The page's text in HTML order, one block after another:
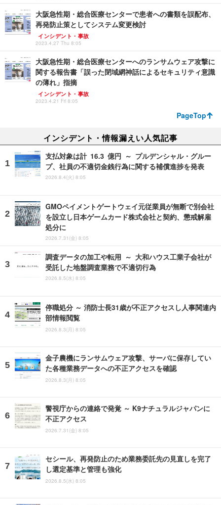
大阪急性期・総合医療センターで患者への書類を誤配布、
再発防止策としてシステム変更検討
インシデント・事故
2023.4.27 Thu 8:05
大阪急性期・総合医療センターへのランサムウェア攻撃に
関する報告書「誤った閉域網神話によるセキュリティ意識
の薄れ」指摘
インシデント・事故
2023.4.21 Fri 8:05
PageTop
インシデント・情報漏えい人気記事
支払対象は計 16.3 億円 ～ プルデンシャル・グルー
プ、社員の不適切金銭行為に関する補償進捗を発表
2026.8.4(火) 8:05
GMOペイメントゲートウェイ元従業員が無断で別会社
を設立し日本ゲームカード株式会社と契約、懲戒解雇
処分に
2026.7.31(金) 8:05
調査データの加工や転用 ～ 大和ハウス工業子会社が
受託した地盤調査業務で不適切行為
2026.8.5(水) 8:05
停職処分 ～ 消防士長31歳が不正アクセスし人事関連内
部情報閲覧
2026.8.3(月) 8:05
金子農機にランサムウェア攻撃、サーバに保存してい
た各種業務データへの不正アクセスを確認
2026.8.3(月) 8:05
警視庁からの連絡で発覚 ～ K9ナチュラルジャパンに
不正アクセス
2026.7.31(金) 8:05
セシール、再発防止のため業務委託先の見直しを完了
し選定基準と管理も強化
2026.8.5(水) 8:05